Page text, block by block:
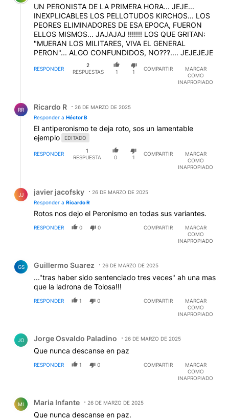
UN PERONISTA DE LA PRIMERA HORA... JEJE...
INEXPLICABLES LOS PELLOTUDOS KIRCHOS... LOS
PEORES ELIMINADORES DE ESA EPOCA, FUERON
ELLOS MISMOS... JAJAJAJ !!!!!!! LOS QUE GRITAN:
"MUERAN LOS MILITARES, VIVA EL GENERAL
PERON"... ALGO CONFUNDIDOS, NO???.... JEJEJEJE
RESPONDER
2
RESPUESTAS
1 1
COMPARTIR
MARCAR
COMO
INAPROPIADO
RR Ricardo R
26 DE MARZO DE 2025
Responder a Héctor B
El antiperonismo te deja roto, sos un lamentable
ejemplo
EDITADO
RESPONDER
1
RESPUESTA
0 1
COMPARTIR
MARCAR
COMO
INAPROPIADO
JJ javier jacofsky
26 DE MARZO DE 2025
Responder a Ricardo R
Rotos nos dejo el Peronismo en todas sus variantes.
RESPONDER 0 0 COMPARTIR
MARCAR
COMO
INAPROPIADO
GS Guillermo Suarez 26 DE MARZO DE 2025
..."tras haber sido sentenciado tres veces" ah una mas
que la ladrona de Tolosa!!!
RESPONDER 1 0 COMPARTIR
MARCAR
COMO
INAPROPIADO
JO Jorge Osvaldo Paladino 26 DE MARZO DE 2025
Que nunca descanse en paz
RESPONDER 1 0 COMPARTIR
MARCAR
COMO
INAPROPIADO
MI Maria Infante 26 DE MARZO DE 2025
Que nunca descanse en paz.